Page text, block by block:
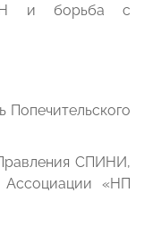
и борьба с
Попечительского
СПИНИ,
Ассоциации «НП